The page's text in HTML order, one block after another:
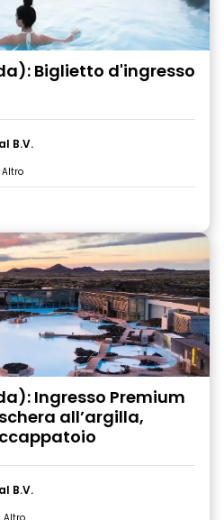
Biglietto d'ingresso
B.V.
Altro
Ingresso Premium
all’argilla,
B.V.